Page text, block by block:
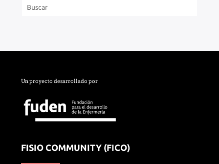
Un proyecto desarrollado por
FISIO COMMUNITY (FICO)